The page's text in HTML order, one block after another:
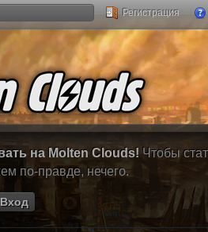
Регистрация
на Molten Clouds! Чтобы
по-правде, нечего.
Вход